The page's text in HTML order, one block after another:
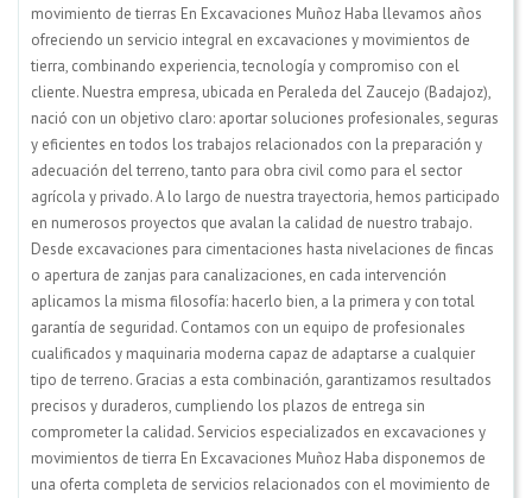
movimiento de tierras En Excavaciones Muñoz Haba llevamos años
ofreciendo un servicio integral en excavaciones y movimientos de
tierra, combinando experiencia, tecnología y compromiso con el
cliente. Nuestra empresa, ubicada en Peraleda del Zaucejo (Badajoz),
nació con un objetivo claro: aportar soluciones profesionales, seguras
y eficientes en todos los trabajos relacionados con la preparación y
adecuación del terreno, tanto para obra civil como para el sector
agrícola y privado. A lo largo de nuestra trayectoria, hemos participado
en numerosos proyectos que avalan la calidad de nuestro trabajo.
Desde excavaciones para cimentaciones hasta nivelaciones de fincas
o apertura de zanjas para canalizaciones, en cada intervención
aplicamos la misma filosofía: hacerlo bien, a la primera y con total
garantía de seguridad. Contamos con un equipo de profesionales
cualificados y maquinaria moderna capaz de adaptarse a cualquier
tipo de terreno. Gracias a esta combinación, garantizamos resultados
precisos y duraderos, cumpliendo los plazos de entrega sin
comprometer la calidad. Servicios especializados en excavaciones y
movimientos de tierra En Excavaciones Muñoz Haba disponemos de
una oferta completa de servicios relacionados con el movimiento de